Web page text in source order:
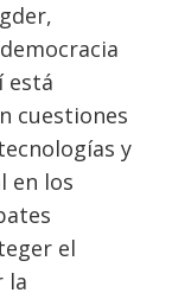
está
cuestiones
y
en los
el
la